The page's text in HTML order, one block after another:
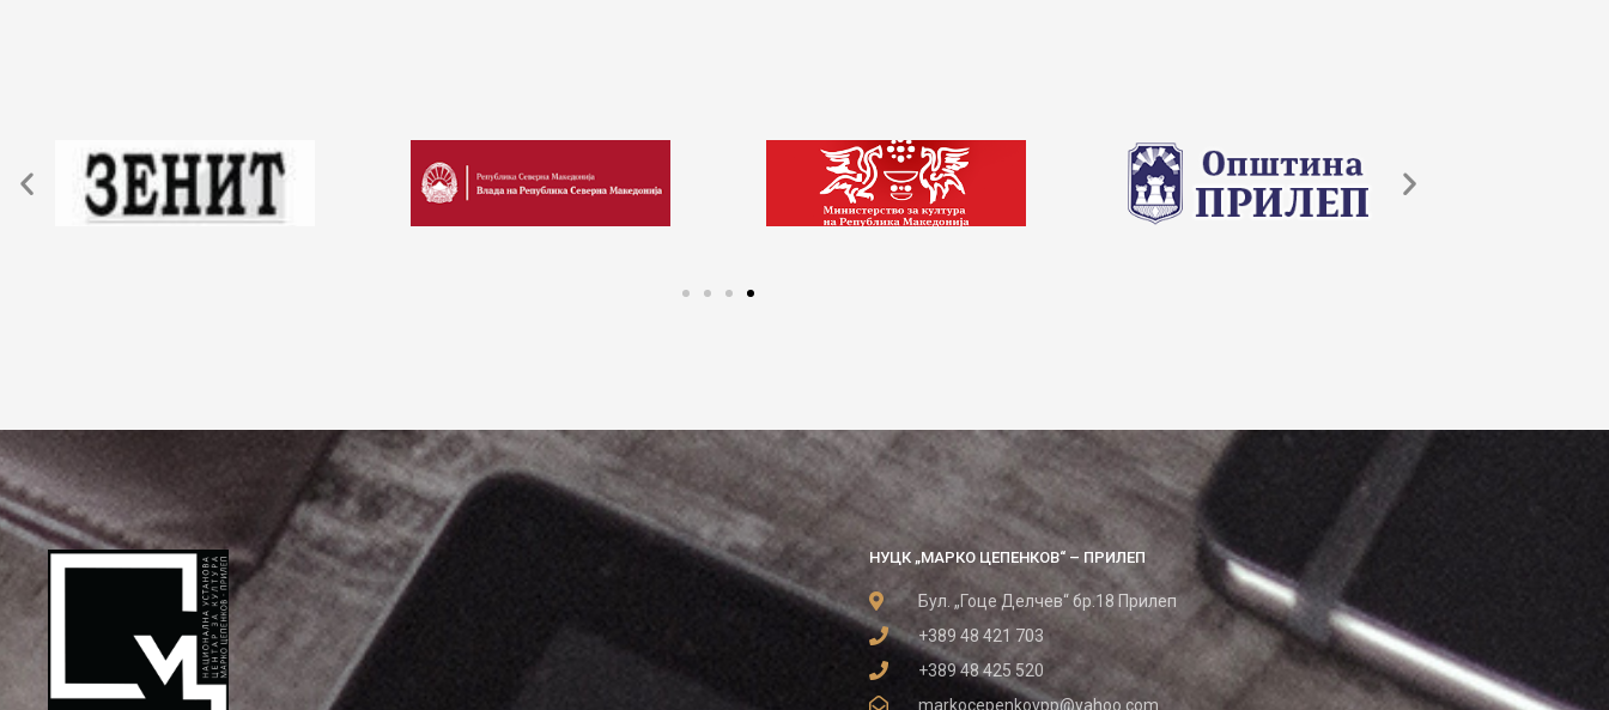
НУЦК „МАРКО ЦЕПЕНКОВ“ – ПРИЛЕП
Бул. „Гоце Делчев“ бр.18 Прилеп
+389 48 421 703
+389 48 425 520
markocepenkovpp@yahoo.com